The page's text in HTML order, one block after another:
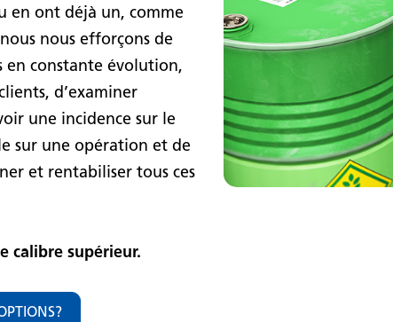
en ont déjà un, comme
nous efforçons de
en constante évolution,
d’examiner
une incidence sur le
sur une opération et de
et rentabiliser tous ces
calibre supérieur.